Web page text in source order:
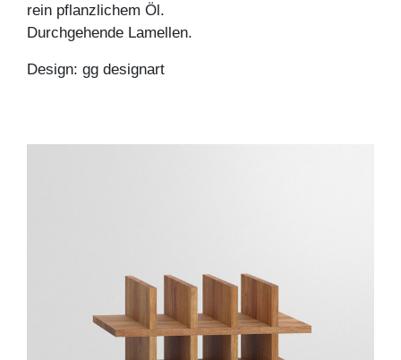
rein pflanzlichem Öl.
Durchgehende Lamellen.
Design: gg designart